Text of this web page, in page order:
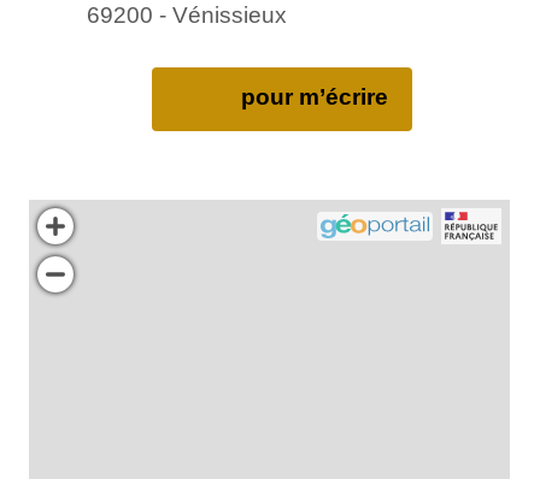
69200 - Vénissieux
pour m’écrire